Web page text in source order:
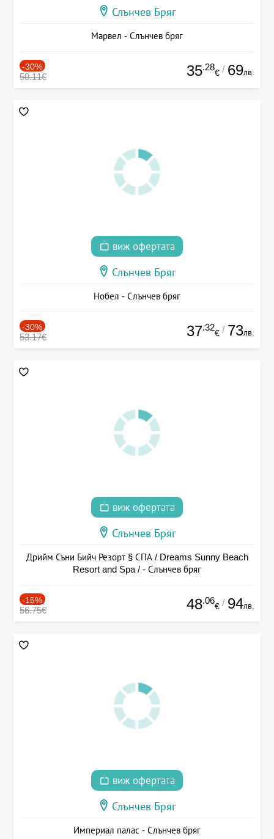
Слънчев Бряг
Марвел - Слънчев бряг
-30%
50.11€ 35.28
€ / 69лв.
виж офертата
Слънчев Бряг
Нобел - Слънчев бряг
-30%
53.17€ 37.32
€ / 73лв.
виж офертата
Слънчев Бряг
Дрийм Съни Бийч Резорт § СПА / Dreams Sunny Beach
Resort and Spa / - Слънчев бряг
-15%
56.75€ 48.06
€ / 94лв.
виж офертата
Слънчев Бряг
Империал палас - Слънчев бряг